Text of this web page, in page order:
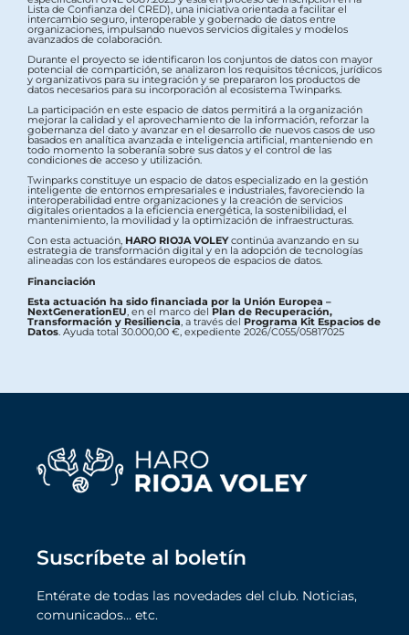
Lista de Confianza del CRED), una iniciativa orientada a facilitar el
intercambio seguro, interoperable y gobernado de datos entre
organizaciones, impulsando nuevos servicios digitales y modelos
avanzados de colaboración.
Durante el proyecto se identificaron los conjuntos de datos con mayor
potencial de compartición, se analizaron los requisitos técnicos, jurídicos
y organizativos para su integración y se prepararon los productos de
datos necesarios para su incorporación al ecosistema Twinparks.
La participación en este espacio de datos permitirá a la organización
mejorar la calidad y el aprovechamiento de la información, reforzar la
gobernanza del dato y avanzar en el desarrollo de nuevos casos de uso
basados en analítica avanzada e inteligencia artificial, manteniendo en
todo momento la soberanía sobre sus datos y el control de las
condiciones de acceso y utilización.
Twinparks constituye un espacio de datos especializado en la gestión
inteligente de entornos empresariales e industriales, favoreciendo la
interoperabilidad entre organizaciones y la creación de servicios
digitales orientados a la eficiencia energética, la sostenibilidad, el
mantenimiento, la movilidad y la optimización de infraestructuras.
Con esta actuación, HARO RIOJA VOLEYcontinúa avanzando en su
estrategia de transformación digital y en la adopción de tecnologías
alineadas con los estándares europeos de espacios de datos.
Financiación
Esta actuación ha sido financiada por la Unión Europea –
NextGenerationEU , en el marco delPlan de Recuperación,
Transformación y Resiliencia , a través del Programa Kit Espacios de
Datos . Ayuda total 30.000,00 €, expediente 2026/C055/05817025
Suscríbete al boletín
Entérate de todas las novedades del club. Noticias,
comunicados… etc.